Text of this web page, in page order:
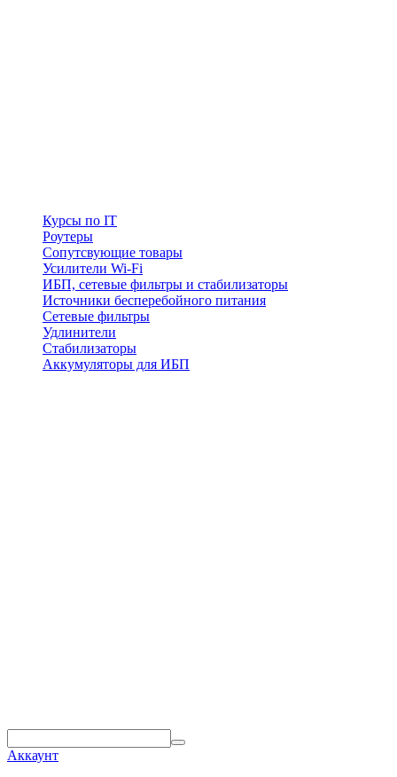
Курсы по IT
Роутеры
Сопутсвующие товары
Усилители Wi-Fi
ИБП, сетевые фильтры и стабилизаторы
Источники бесперебойного питания
Сетевые фильтры
Удлинители
Стабилизаторы
Аккумуляторы для ИБП
Аккаунт